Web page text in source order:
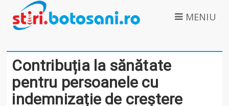
MENIU
Contribuția la sănătate
pentru persoanele cu
indemnizație de creștere